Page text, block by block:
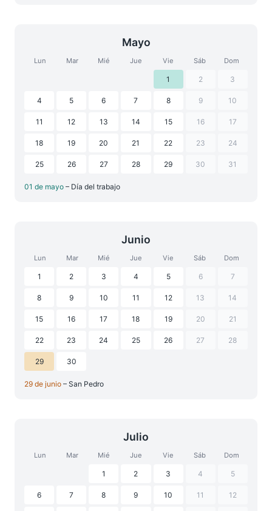
Mayo
Lun Mar Mié Jue Vie Sáb Dom
1 2 3
4 5 6 7 8 9 10
11 12 13 14 15 16 17
18 19 20 21 22 23 24
25 26 27 28 29 30 31
01 de mayo – Día del trabajo
Junio
Lun Mar Mié Jue Vie Sáb Dom
1 2 3 4 5 6 7
8 9 10 11 12 13 14
15 16 17 18 19 20 21
22 23 24 25 26 27 28
29 30
29 de junio – San Pedro
Julio
Lun Mar Mié Jue Vie Sáb Dom
1 2 3 4 5
6 7 8 9 10 11 12